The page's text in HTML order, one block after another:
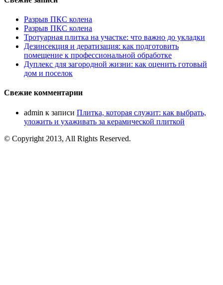
Разрыв ПКС колена
Разрыв ПКС колена
Тротуарная плитка на участке: что важно до укладки
Дезинсекция и дератизация: как подготовить
помещение к профессиональной обработке
Дуплекс для загородной жизни: как оценить готовый
дом и поселок
Свежие комментарии
admin к записи Плитка, которая служит: как выбрать,
уложить и ухаживать за керамической плиткой
© Copyright 2013, All Rights Reserved.